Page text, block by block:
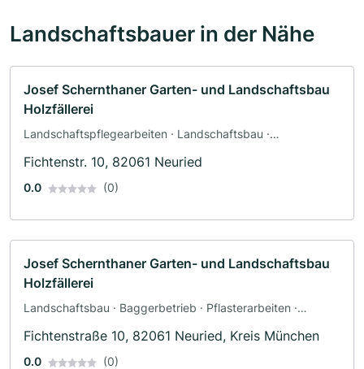
Landschaftsbauer in der Nähe
Josef Schernthaner Garten- und Landschaftsbau
Holzfällerei
Landschaftspflegearbeiten · Landschaftsbau ·
Fichtenstr. 10, 82061 Neuried
0.0 (0)
Josef Schernthaner Garten- und Landschaftsbau
Holzfällerei
Landschaftsbau · Baggerbetrieb · Pflasterarbeiten ·
Fichtenstraße 10, 82061 Neuried, Kreis München
0.0 (0)